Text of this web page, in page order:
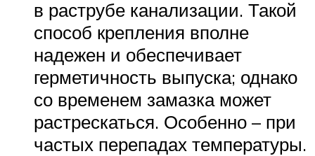
в раструбе канализации. Такой
способ крепления вполне
надежен и обеспечивает
герметичность выпуска; однако
со временем замазка может
растрескаться. Особенно – при
частых перепадах температуры.